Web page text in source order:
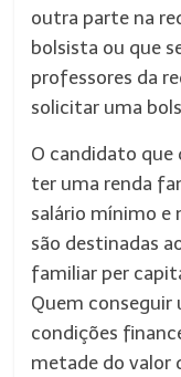
outra parte na
bolsista ou que
professores da
solicitar uma
O candidato que
ter uma renda
salário mínimo e
são destinadas
familiar per
Quem conseguir
condições
metade do valor